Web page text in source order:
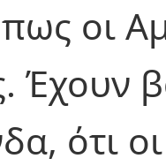
οι
Έχουν
ότι